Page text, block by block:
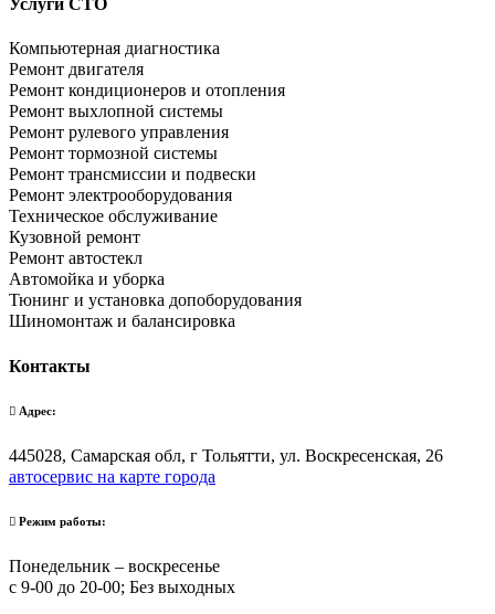
Услуги СТО
Компьютерная диагностика
Ремонт двигателя
Ремонт кондиционеров и отопления
Ремонт выхлопной системы
Ремонт рулевого управления
Ремонт тормозной системы
Ремонт трансмиссии и подвески
Ремонт электрооборудования
Техническое обслуживание
Кузовной ремонт
Ремонт автостекл
Автомойка и уборка
Тюнинг и установка допоборудования
Шиномонтаж и балансировка
Контакты
Адрес:
445028, Самарская обл, г Тольятти, ул. Воскресенская, 26
автосервис на карте города
Режим работы:
Понедельник – воскресенье
с 9-00 до 20-00; Без выходных